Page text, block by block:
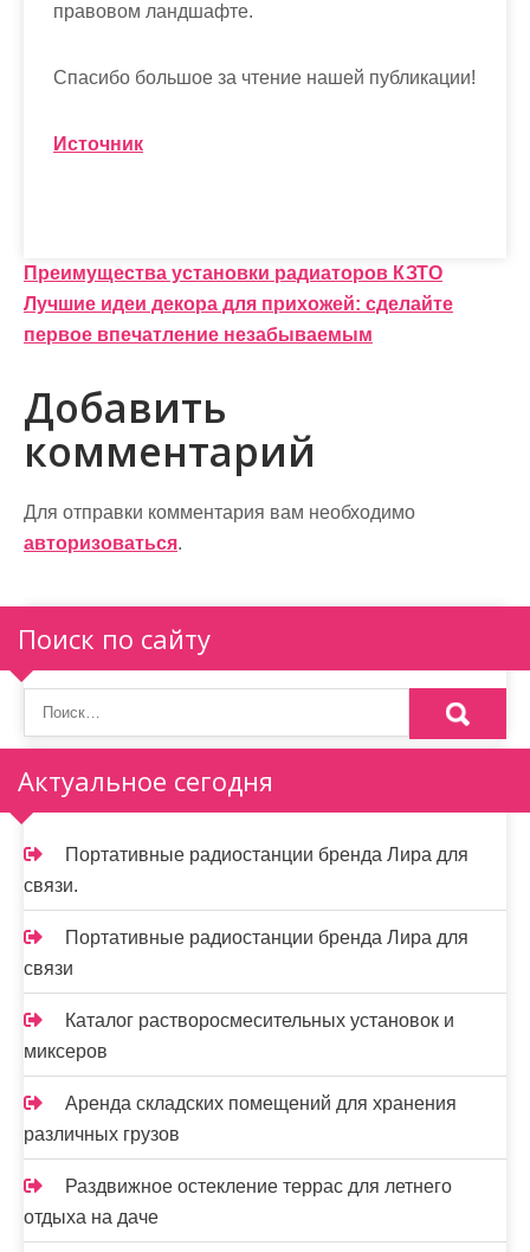
правовом ландшафте.
Спасибо большое за чтение нашей публикации!
Источник
Н
а
и
г
а
ц
я
п
о
з
а
п
и
с
я
м
Преимущества установки радиаторов КЗТО
Лучшие идеи декора для прихожей: сделайте
первое впечатление незабываемым
Добавить
комментарий
Для отправки комментария вам необходимо
авторизоваться.
Поиск по сайту
Актуальное сегодня
Портативные радиостанции бренда Лира для
связи.
Портативные радиостанции бренда Лира для
связи
Каталог растворосмесительных установок и
миксеров
Аренда складских помещений для хранения
различных грузов
Раздвижное остекление террас для летнего
отдыха на даче